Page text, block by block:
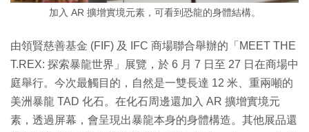
加入 AR 擴增實境元素，可看到恐龍的身體結構。
由領賢慈善基金 (FIF) 及 IFC 商場聯合舉辦的「MEET THE
T.REX: 探索暴龍世界」展覽，於 6 月 7 日至 27 日在商場中
庭舉行。今次最觸目的，自然是一雙長達 12 米、重兩噸的
美洲暴龍 TAD 化石。在化石周邊還加入 AR 擴增實境元
素，透過屏幕，會呈現出暴龍本身的身體構造。其他展品還